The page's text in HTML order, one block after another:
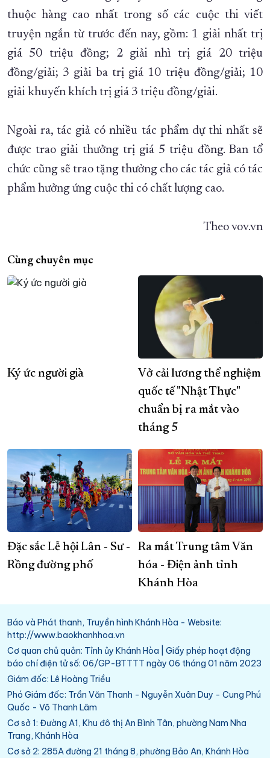
thuộc hàng cao nhất trong số các cuộc thi viết
truyện ngắn từ trước đến nay, gồm: 1 giải nhất trị
giá 50 triệu đồng; 2 giải nhì trị giá 20 triệu
đồng/giải; 3 giải ba trị giá 10 triệu đồng/giải; 10
giải khuyến khích trị giá 3 triệu đồng/giải.
Ngoài ra, tác giả có nhiều tác phẩm dự thi nhất sẽ
được trao giải thưởng trị giá 5 triệu đồng. Ban tổ
chức cũng sẽ trao tặng thưởng cho các tác giả có tác
phẩm hưởng ứng cuộc thi có chất lượng cao.
Theo vov.vn
Cùng chuyên mục
Ký ức người già
Vở cải lương thể nghiệm
quốc tế "Nhật Thực"
chuẩn bị ra mắt vào
tháng 5
Đặc sắc Lễ hội Lân - Sư -
Rồng đường phố
Ra mắt Trung tâm Văn
hóa - Điện ảnh tỉnh
Khánh Hòa
Báo và Phát thanh, Truyền hình Khánh Hòa - Website:
http://www.baokhanhhoa.vn
Cơ quan chủ quản: Tỉnh ủy Khánh Hòa | Giấy phép hoạt động
báo chí điện tử số: 06/GP-BTTTT ngày 06 tháng 01 năm 2023
Giám đốc: Lê Hoàng Triều
Phó Giám đốc: Trần Văn Thanh - Nguyễn Xuân Duy - Cung Phú
Quốc - Võ Thanh Lâm
Cơ sở 1: Đường A1, Khu đô thị An Bình Tân, phường Nam Nha
Trang, Khánh Hòa
Cơ sở 2: 285A đường 21 tháng 8, phường Bảo An, Khánh Hòa